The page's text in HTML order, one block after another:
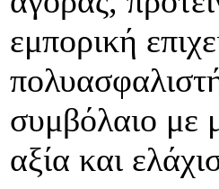
εμπορική
συμβόλαιο με
αξία και